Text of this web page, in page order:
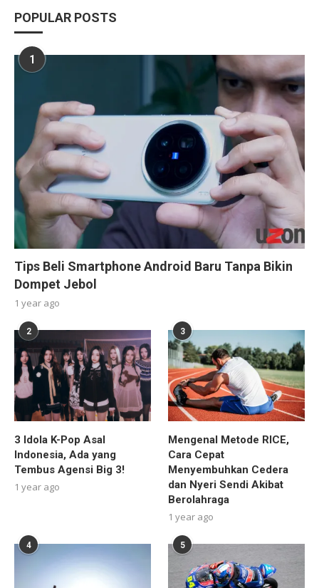
POPULAR POSTS
1
Tips Beli Smartphone Android Baru Tanpa Bikin
Dompet Jebol
1 year ago
2
3 Idola K-Pop Asal
Indonesia, Ada yang
Tembus Agensi Big 3!
1 year ago
3
Mengenal Metode RICE,
Cara Cepat
Menyembuhkan Cedera
dan Nyeri Sendi Akibat
Berolahraga
1 year ago
4 5